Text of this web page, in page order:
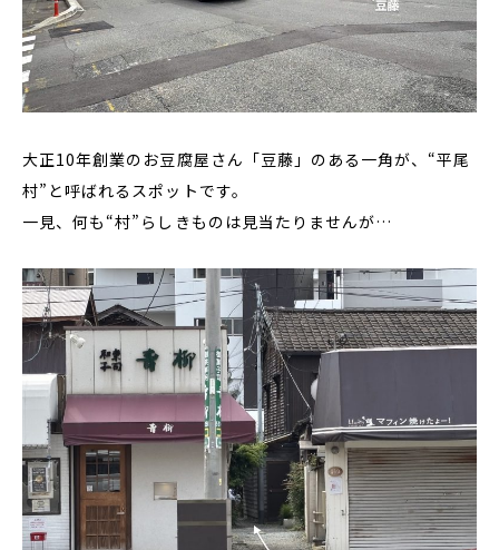
大正10年創業のお豆腐屋さん「豆藤」のある一角が、“平尾
村”と呼ばれるスポットです。
一見、何も“村”らしきものは見当たりませんが…